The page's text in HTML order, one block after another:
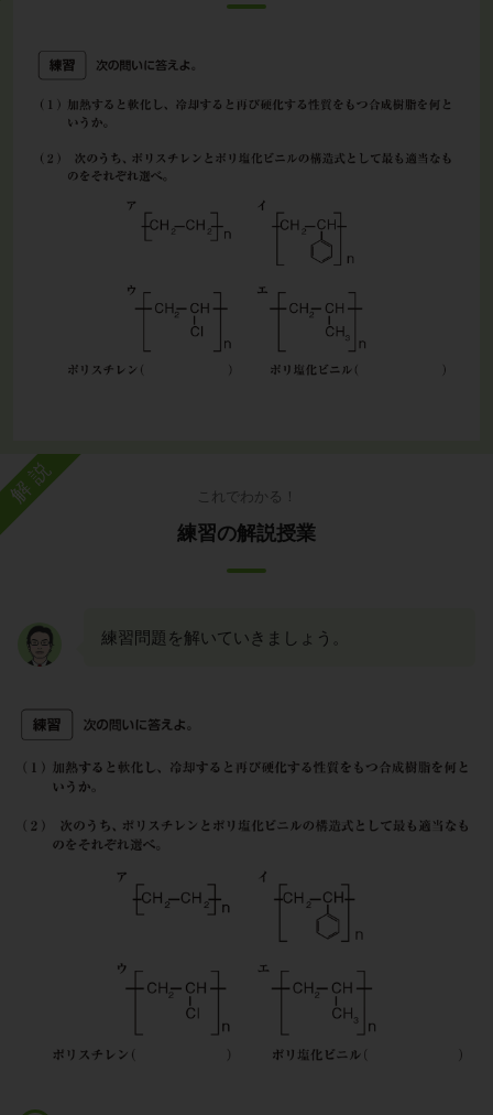
解説 これでわかる！
練習の解説授業
練習問題を解いていきましょう。